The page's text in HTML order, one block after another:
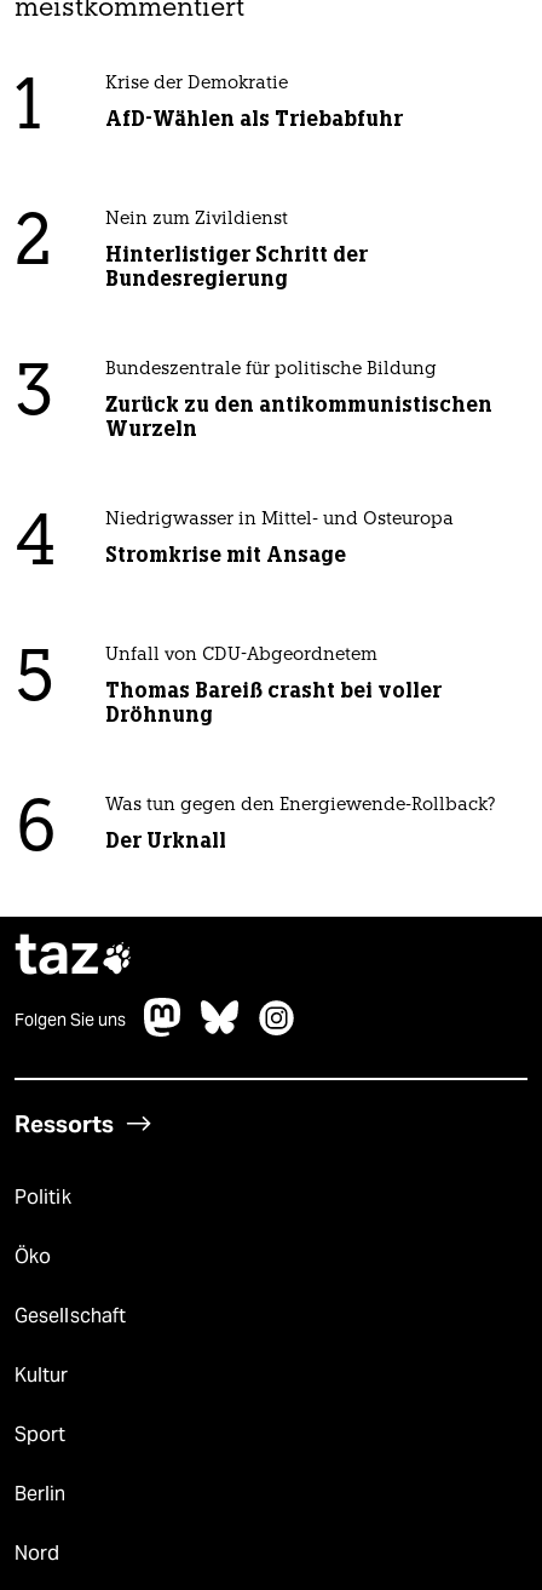
meistkommentiert
1 Krise der Demokratie
AfD-Wählen als Triebabfuhr
2 Nein zum Zivildienst
Hinterlistiger Schritt der
Bundesregierung
3 Bundeszentrale für politische Bildung
Zurück zu den antikommunistischen
Wurzeln
4 Niedrigwasser in Mittel- und Osteuropa
Stromkrise mit Ansage
5 Unfall von CDU-Abgeordnetem
Thomas Bareiß crasht bei voller
Dröhnung
6 Was tun gegen den Energiewende-Rollback?
Der Urknall
taz
Folgen Sie uns
Ressorts
Politik
Öko
Gesellschaft
Kultur
Sport
Berlin
Nord